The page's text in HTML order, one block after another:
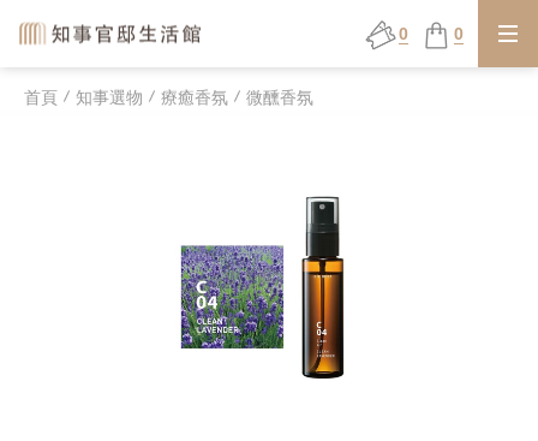
0 0
首頁 知事選物 療癒香氛 微醺香氛